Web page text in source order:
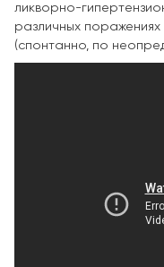
ликворно-
различных поражениях
(спонтанно, по